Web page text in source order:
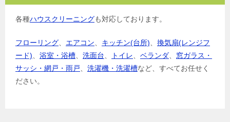
各種ハウスクリーニングも対応しております。
フローリング エアコン キッチン(台所)
換気扇(レンジフ
ード)
浴室・浴槽 洗面台 トイレ ベランダ
窓ガラス・
サッシ・網戸・雨戸
洗濯機・洗濯槽など、すべてお任せく
ださい。